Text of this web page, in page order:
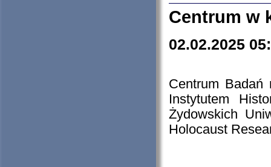
Centrum w
02.02.2025
Centrum Badań
Instytutem
Żydowskich
Holocaust